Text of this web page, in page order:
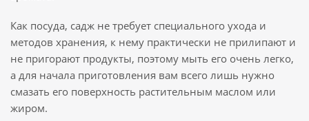
Как посуда, садж не требует специального ухода и
методов хранения, к нему практически не прилипают и
не пригорают продукты, поэтому мыть его очень легко,
а для начала приготовления вам всего лишь нужно
смазать его поверхность растительным маслом или
жиром.